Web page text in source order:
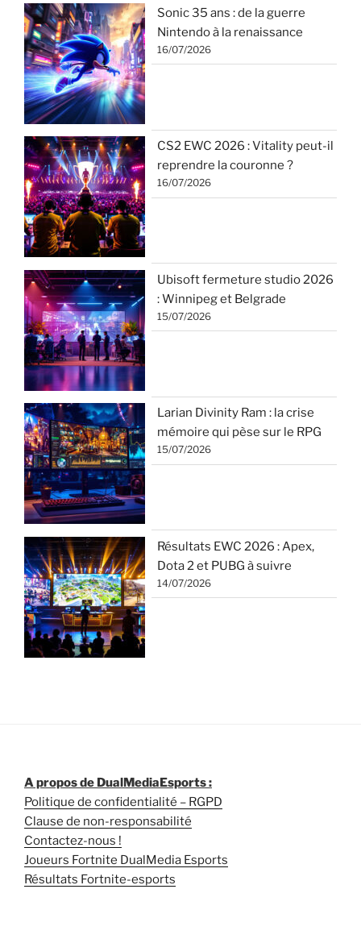
Sonic 35 ans : de la guerre
Nintendo à la renaissance
16/07/2026
CS2 EWC 2026 : Vitality peut-il
reprendre la couronne ?
16/07/2026
Ubisoft fermeture studio 2026
: Winnipeg et Belgrade
15/07/2026
Larian Divinity Ram : la crise
mémoire qui pèse sur le RPG
15/07/2026
Résultats EWC 2026 : Apex,
Dota 2 et PUBG à suivre
14/07/2026
A propos de DualMediaEsports :
Politique de confidentialité – RGPD
Clause de non-responsabilité
Contactez-nous !
Joueurs Fortnite DualMedia Esports
Résultats Fortnite-esports